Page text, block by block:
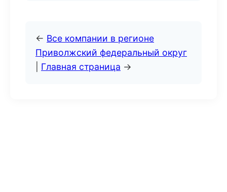
← Все компании в регионе
Приволжский федеральный округ
Главная страница →